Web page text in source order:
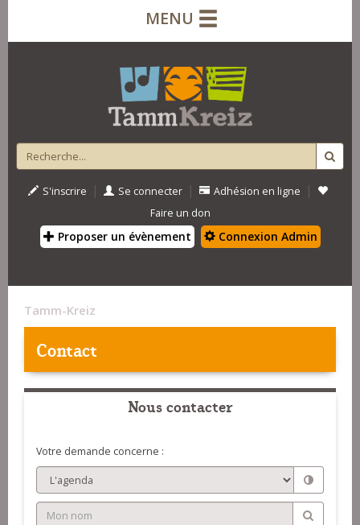
MENU
S'inscrire | Se connecter | Adhésion en ligne |
Faire un don
Proposer un évènement Connexion Admin
Tamm-Kreiz
Contact
Nous contacter
Votre demande concerne :